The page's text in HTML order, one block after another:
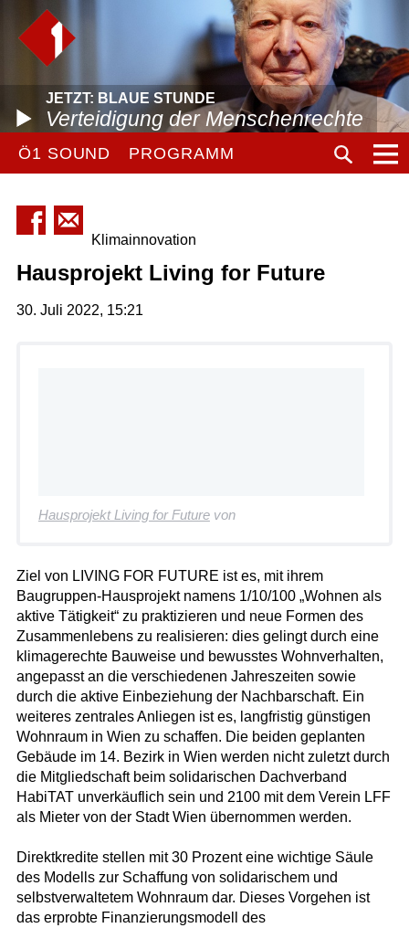
JETZT: BLAUE STUNDE
Verteidigung der Menschenrechte
Ö1 SOUND PROGRAMM
Klimainnovation
Hausprojekt Living for Future
30. Juli 2022, 15:21
Hausprojekt Living for Futurevon
Ziel von LIVING FOR FUTURE ist es, mit ihrem
Baugruppen-Hausprojekt namens 1/10/100 „Wohnen als
aktive Tätigkeit“ zu praktizieren und neue Formen des
Zusammenlebens zu realisieren: dies gelingt durch eine
klimagerechte Bauweise und bewusstes Wohnverhalten,
angepasst an die verschiedenen Jahreszeiten sowie
durch die aktive Einbeziehung der Nachbarschaft. Ein
weiteres zentrales Anliegen ist es, langfristig günstigen
Wohnraum in Wien zu schaffen. Die beiden geplanten
Gebäude im 14. Bezirk in Wien werden nicht zuletzt durch
die Mitgliedschaft beim solidarischen Dachverband
HabiTAT unverkäuflich sein und 2100 mit dem Verein LFF
als Mieter von der Stadt Wien übernommen werden.
Direktkredite stellen mit 30 Prozent eine wichtige Säule
des Modells zur Schaffung von solidarischem und
selbstverwaltetem Wohnraum dar. Dieses Vorgehen ist
das erprobte Finanzierungsmodell des